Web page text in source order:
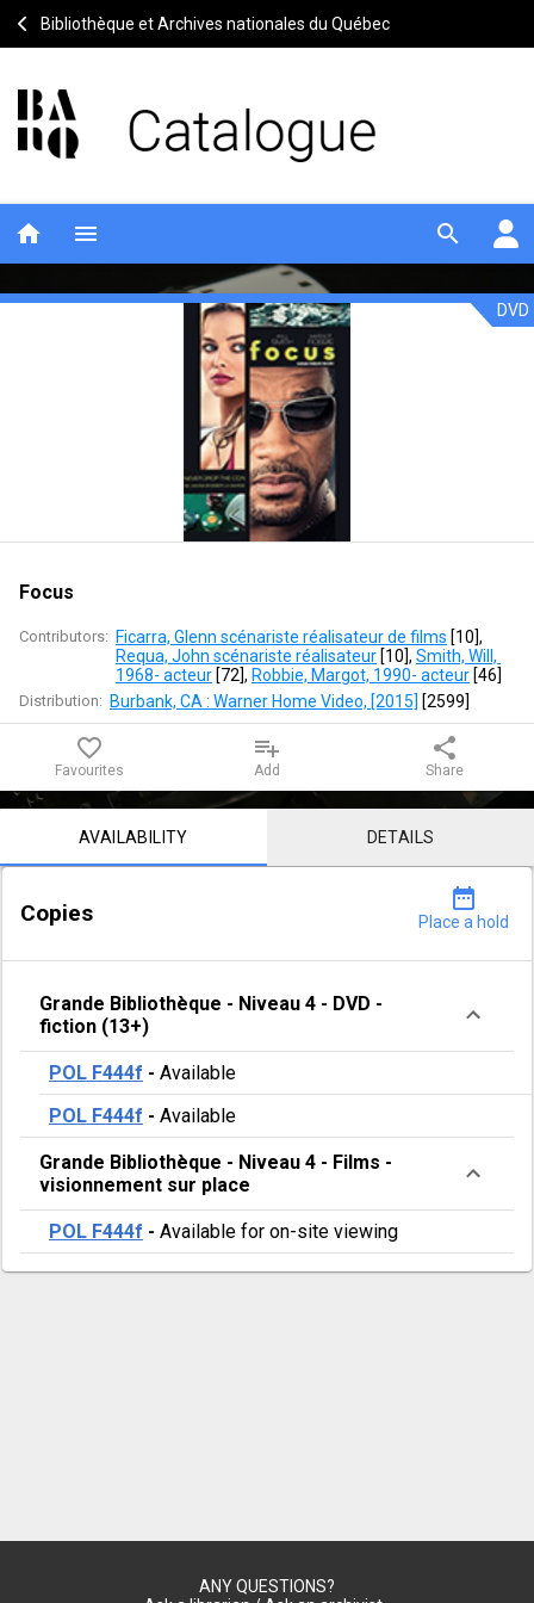
Bibliothèque et Archives nationales du Québec
home menu search
DVD
Focus
Contributors: Ficarra, Glenn scénariste réalisateur de films [10]
Requa, John scénariste réalisateur [10], Smith, Will,
1968- acteur [72], Robbie, Margot, 1990- acteur [46]
Distribution: Burbank, CA : Warner Home Video, [2015] [2599]
favorite_border
Favourites
playlist_add
Add
share
Share
Notice content
AVAILABILITY DETAILS
Copies
date_range
Place a hold
Grande Bibliothèque - Niveau 4 - DVD -
fiction (13+)
POL F444f - Available
POL F444f - Available
Grande Bibliothèque - Niveau 4 - Films -
visionnement sur place
POL F444f - Available for on-site viewing
ANY QUESTIONS?